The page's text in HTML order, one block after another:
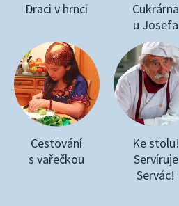
Draci v hrnci
Cukrárna
u Josefa
Cestování
s vařečkou
Ke stolu!
Servíruje
Servác!